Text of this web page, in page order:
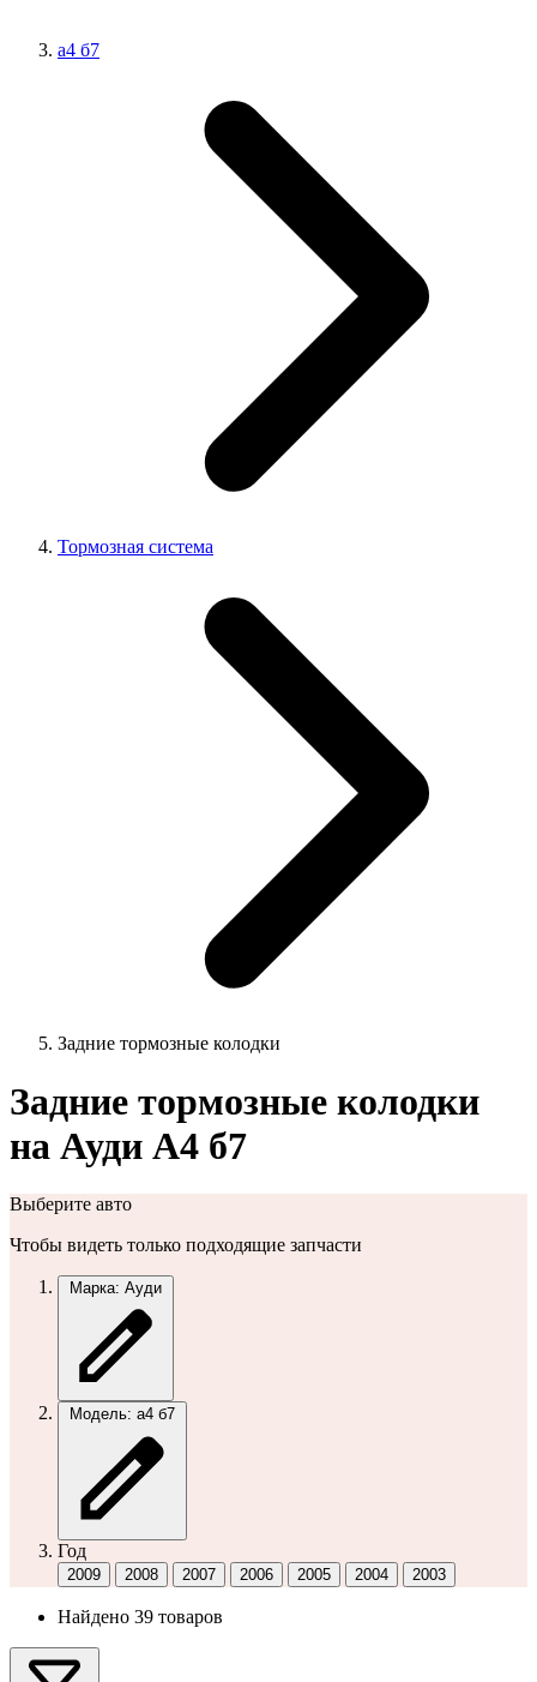
а4 б7
Тормозная система
Задние тормозные колодки
Задние тормозные колодки
на Ауди А4 б7
Выберите авто
Чтобы видеть только подходящие запчасти
Марка: Ауди
Модель: а4 б7
Год
2009 2008 2007 2006 2005 2004 2003
Найдено 39 товаров